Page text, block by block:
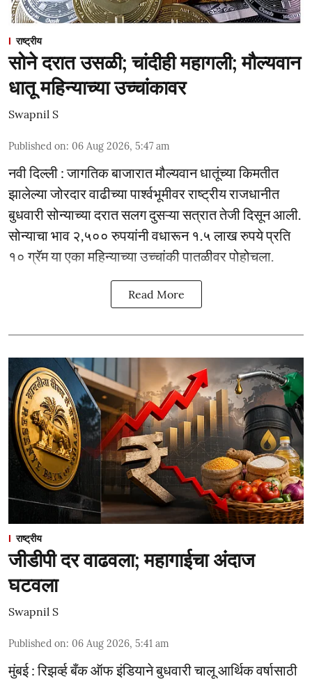
राष्ट्रीय
सोने दरात उसळी; चांदीही महागली; मौल्यवान
धातू महिन्याच्या उच्चांकावर
Swapnil S
Published on: 06 Aug 2026, 5:47 am
नवी दिल्ली : जागतिक बाजारात मौल्यवान धातूंच्या किमतीत
झालेल्या जोरदार वाढीच्या पार्श्वभूमीवर राष्ट्रीय राजधानीत
बुधवारी सोन्याच्या दरात सलग दुसऱ्या सत्रात तेजी दिसून आली.
सोन्याचा भाव २,५०० रुपयांनी वधारून १.५ लाख रुपये प्रति
१० ग्रॅम या एका महिन्याच्या उच्चांकी पातळीवर पोहोचला.
Read More
राष्ट्रीय
जीडीपी दर वाढवला; महागाईचा अंदाज
घटवला
Swapnil S
Published on: 06 Aug 2026, 5:41 am
मुंबई : रिझर्व्ह बँक ऑफ इंडियाने बुधवारी चालू आर्थिक वर्षासाठी